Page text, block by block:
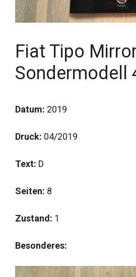
Fiat Tipo
Sondermodell
Datum: 2019
Druck: 04/2019
Text: D
Seiten: 8
Zustand: 1
Besonderes: